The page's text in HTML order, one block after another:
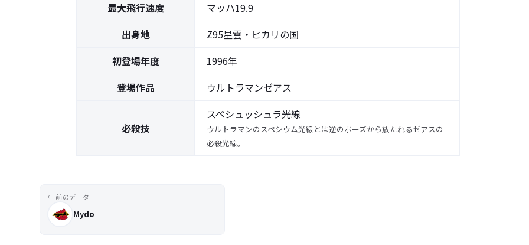
最大飛行速度
マッハ19.9
出身地
Z95星雲・ピカリの国
初登場年度
1996年
登場作品
ウルトラマンゼアス
必殺技
スペシュッシュラ光線
ウルトラマンのスペシウム光線とは逆のポーズから放たれるゼアスの
必殺光線。
← 前のデータ
Mydo